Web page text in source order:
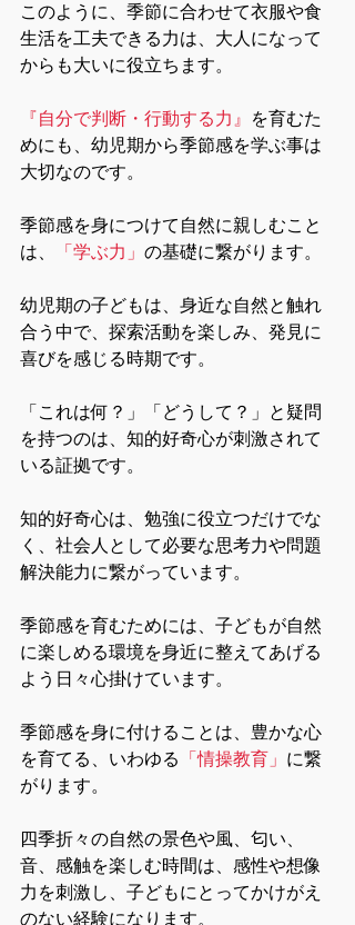
このように、季節に合わせて衣服や食
生活を工夫できる力は、大人になって
からも大いに役立ちます。
『自分で判断・行動する力』 を育むた
めにも、幼児期から季節感を学ぶ事は
大切なのです。
季節感を身につけて自然に親しむこと
は、
「学ぶ力」 の基礎に繋がります。
幼児期の子どもは、身近な自然と触れ
合う中で、探索活動を楽しみ、発見に
喜びを感じる時期です。
「これは何？」「どうして？」と疑問
を持つのは、知的好奇心が刺激されて
いる証拠です。
知的好奇心は、勉強に役立つだけでな
く、社会人として必要な思考力や問題
解決能力に繋がっています。
季節感を育むためには、子どもが自然
に楽しめる環境を身近に整えてあげる
よう日々心掛けています。
季節感を身に付けることは、豊かな心
を育てる、いわゆる 「情操教育」 に繋
がります。
四季折々の自然の景色や風、匂い、
音、感触を楽しむ時間は、感性や想像
力を刺激し、子どもにとってかけがえ
のない経験になります。